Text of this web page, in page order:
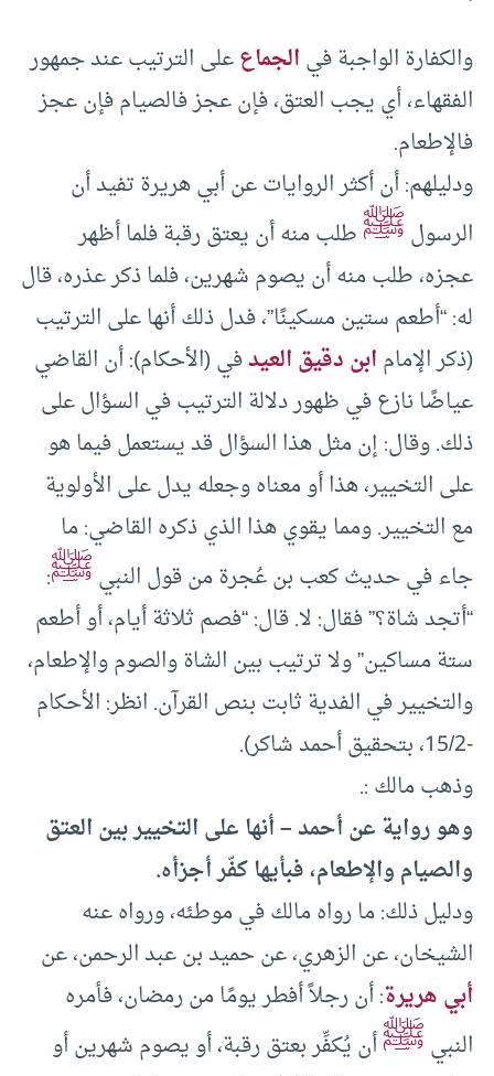
والكفارة الواجبة فيالجماععلى الترتيب عند جمهور
الفقهاء، أي يجب العتق، فإن عجز فالصيام فإن عجز
فالإطعام.
ودليلهم: أن أكثر الروايات عن أبي هريرة تفيد أن
الرسولﷺطلب منه أن يعتق رقبة فلما أظهر
عجزه، طلب منه أن يصوم شهرين، فلما ذكر عذره، قال
له: “أطعم ستين مسكينًا”، فدل ذلك أنها على الترتيب
(ذكر الإمامابن دقيق العيدفي (الأحكام): أن القاضي
عياضًا نازع في ظهور دلالة الترتيب في السؤال على
ذلك. وقال: إن مثل هذا السؤال قد يستعمل فيما هو
على التخيير، هذا أو معناه وجعله يدل على الأولوية
مع التخيير. ومما يقوي هذا الذي ذكره القاضي: ما
جاء في حديث كعب بن عُجرة من قول النبيﷺ:
“أتجد شاة؟” فقال: لا. قال: “فصم ثلاثة أيام، أو أطعم
ستة مساكين” ولا ترتيب بين الشاة والصوم والإطعام،
والتخيير في الفدية ثابت بنص القرآن. انظر: الأحكام
-15/2، بتحقيق أحمد شاكر).
وذهب مالك :.
وهو رواية عن أحمد – أنها على التخيير بين العتق
والصيام والإطعام، فبأيها كفّر أجزأه.
ودليل ذلك: ما رواه مالك في موطئه، ورواه عنه
الشيخان، عن الزهري، عن حميد بن عبد الرحمن، عن
أبي هريرة: أن رجلاً أفطر يومًا من رمضان، فأمره
النبيﷺأن يُكفِّر بعتق رقبة، أو يصوم شهرين أو